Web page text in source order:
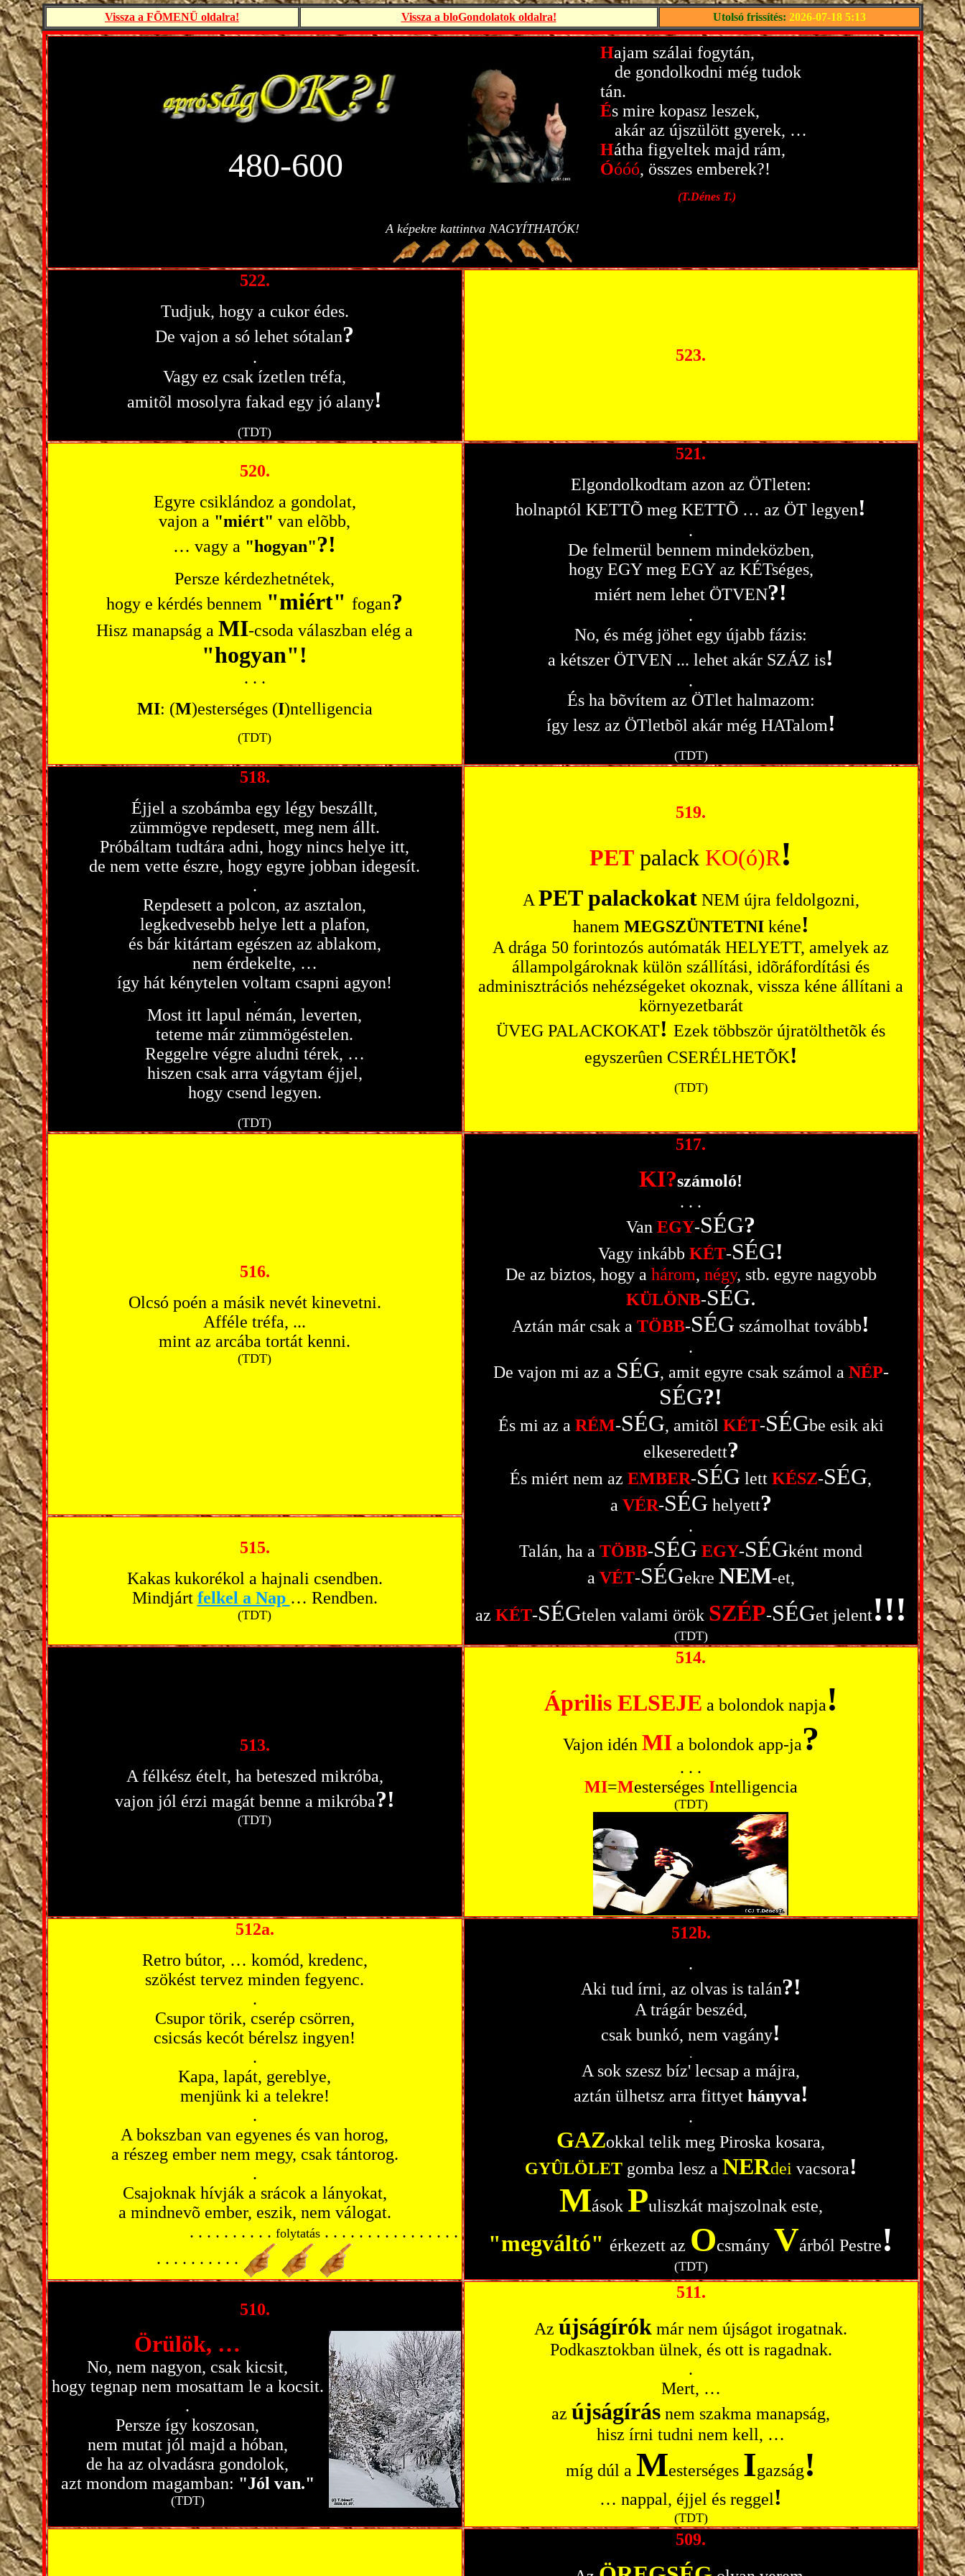
Vissza a FÕMENÜ oldalra! Vissza a bloGondolatok oldalra! Utolsó frissítés: 2026-07-18 5:13
480-600
Hajam szálai fogytán,
de gondolkodni még tudok
tán.
És mire kopasz leszek,
akár az újszülött gyerek, …
Hátha figyeltek majd rám,
Óóóó, összes emberek?!
(T.Dénes T.)
A képekre kattintva NAGYÍTHATÓK!
522.
Tudjuk, hogy a cukor édes.
De vajon a só lehet sótalan?
.
Vagy ez csak ízetlen tréfa,
amitõl mosolyra fakad egy jó alany!
(TDT)
523.
520.
Egyre csiklándoz a gondolat,
vajon a "miért" van elõbb,
… vagy a "hogyan"?!
Persze kérdezhetnétek,
hogy e kérdés bennem "miért" fogan?
Hisz manapság a MI-csoda válaszban elég a
"hogyan"!
. . .
MI: (M)esterséges (I)ntelligencia
(TDT)
521.
Elgondolkodtam azon az ÖTleten:
holnaptól KETTÕ meg KETTÕ … az ÖT legyen!
.
De felmerül bennem mindeközben,
hogy EGY meg EGY az KÉTséges,
miért nem lehet ÖTVEN?!
.
No, és még jöhet egy újabb fázis:
a kétszer ÖTVEN ... lehet akár SZÁZ is!
.
És ha bõvítem az ÖTlet halmazom:
így lesz az ÖTletbõl akár még HATalom!
(TDT)
518.
Éjjel a szobámba egy légy beszállt,
zümmögve repdesett, meg nem állt.
Próbáltam tudtára adni, hogy nincs helye itt,
de nem vette észre, hogy egyre jobban idegesít.
.
Repdesett a polcon, az asztalon,
legkedvesebb helye lett a plafon,
és bár kitártam egészen az ablakom,
nem érdekelte, …
így hát kénytelen voltam csapni agyon!
.
Most itt lapul némán, leverten,
teteme már zümmögéstelen.
Reggelre végre aludni térek, …
hiszen csak arra vágytam éjjel,
hogy csend legyen.
(TDT)
519.
PET palack KO(ó)R!
A PET palackokatNEM újra feldolgozni,
hanem MEGSZÜNTETNIkéne!
A drága 50 forintozós autómaták HELYETT, amelyek az
állampolgároknak külön szállítási, idõráfordítási és
adminisztrációs nehézségeket okoznak, vissza kéne állítani a
környezetbarát
ÜVEG PALACKOKAT! Ezek többször újratölthetõk és
egyszerûen CSERÉLHETÕK!
(TDT)
516.
Olcsó poén a másik nevét kinevetni.
Afféle tréfa, ...
mint az arcába tortát kenni.
(TDT)
517.
KI?számoló!
. . .
Van EGY-SÉG?
Vagy inkább KÉT-SÉG!
De az biztos, hogy a három, négy, stb. egyre nagyobb
KÜLÖNB-SÉG.
Aztán már csak a TÖBB-SÉG számolhat tovább!
.
De vajon mi az a SÉG, amit egyre csak számol a NÉP-
SÉG?!
És mi az a RÉM-SÉG, amitõl KÉT-SÉGbe esik aki
elkeseredett?
És miért nem az EMBER-SÉG lett KÉSZ-SÉG,
a VÉR-SÉG helyett?
.
Talán, ha a TÖBB-SÉG EGY-SÉGként mond
a VÉT-SÉGekre NEM-et,
az KÉT-SÉGtelen valami örök SZÉP-SÉGet jelent!!!
(TDT)
515.
Kakas kukorékol a hajnali csendben.
Mindjárt felkel a Nap … Rendben.
(TDT)
513.
A félkész ételt, ha beteszed mikróba,
vajon jól érzi magát benne a mikróba?!
(TDT)
514.
Április ELSEJE a bolondok napja !
Vajon idén MI a bolondok app-ja?
. . .
MI=Mesterséges Intelligencia
(TDT)
512a.
Retro bútor, … komód, kredenc,
szökést tervez minden fegyenc.
.
Csupor törik, cserép csörren,
csicsás kecót bérelsz ingyen!
.
Kapa, lapát, gereblye,
menjünk ki a telekre!
.
A bokszban van egyenes és van horog,
a részeg ember nem megy, csak tántorog.
.
Csajoknak hívják a srácok a lányokat,
a mindnevõ ember, eszik, nem válogat.
. . . . . . . . . . folytatás. . . . . . . . . . . . . . . .
. . . . . . . . . .
512b.
.
Aki tud írni, az olvas is talán?!
A trágár beszéd,
csak bunkó, nem vagány!
.
A sok szesz bíz' lecsap a májra,
aztán ülhetsz arra fittyet hányva!
.
GAZokkal telik meg Piroska kosara,
GYÛLÖLET gomba lesz a NERdei vacsora!
Mások Puliszkát majszolnak este,
"megváltó" érkezett az Ocsmány Várból Pestre!
(TDT)
510.
Örülök, …
No, nem nagyon, csak kicsit,
hogy tegnap nem mosattam le a kocsit.
.
Persze így koszosan,
nem mutat jól majd a hóban,
de ha az olvadásra gondolok,
azt mondom magamban: "Jól van."
(TDT)
511.
Az újságírók már nem újságot irogatnak.
Podkasztokban ülnek, és ott is ragadnak.
.
Mert, …
az újságírás nem szakma manapság,
hisz írni tudni nem kell, …
míg dúl a Mesterséges Igazság!
… nappal, éjjel és reggel!
(TDT)
509.